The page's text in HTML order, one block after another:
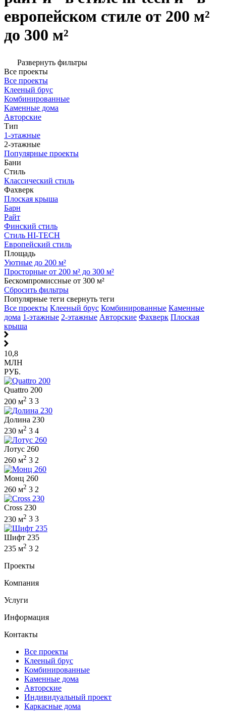
европейском стиле от 200 м²
до 300 м²
Развернуть фильтры
Все проекты
Все проекты
Клееный брус
Комбинированные
Каменные дома
Авторские
Тип
1-этажные
2-этажные
Популярные проекты
Бани
Стиль
Классический стиль
Фахверк
Плоская крыша
Барн
Райт
Финский стиль
Стиль HI-TECH
Европейский стиль
Площадь
Уютные до 200 м²
Просторные от 200 м² до 300 м²
Бескомпромиссные от 300 м²
Сбросить фильтры
Популярные теги свернуть теги
Все проекты Клееный брус Комбинированные Каменные
дома 1-этажные 2-этажные Авторские Фахверк Плоская
крыша
10,8
МЛН
РУБ.
Quattro 200
200 м2 3 3
Долина 230
230 м2 3 4
Лотус 260
260 м2 3 2
Монц 260
260 м2 3 2
Cross 230
230 м2 3 3
Шифт 235
235 м2 3 2
Проекты
Компания
Услуги
Информация
Контакты
Все проекты
Клееный брус
Комбинированные
Каменные дома
Авторские
Индивидуальный проект
Каркасные дома